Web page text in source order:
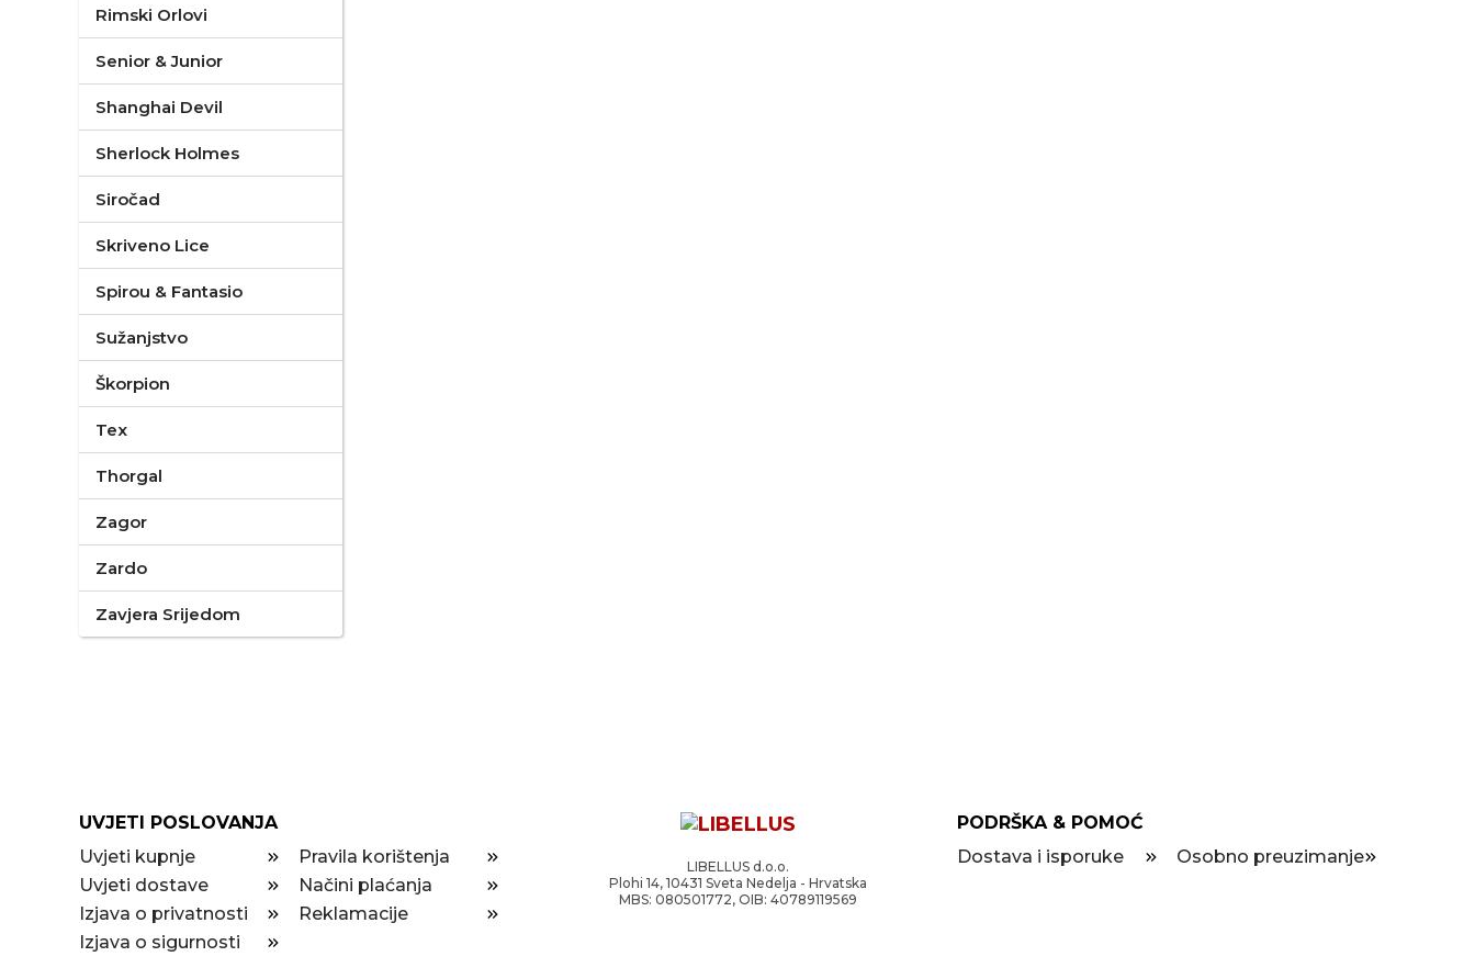
Rimski Orlovi
Senior & Junior
Shanghai Devil
Sherlock Holmes
Siročad
Skriveno Lice
Spirou & Fantasio
Sužanjstvo
Škorpion
Tex
Thorgal
Zagor
Zardo
Zavjera Srijedom
UVJETI POSLOVANJA
Uvjeti kupnje
Pravila korištenja
Uvjeti dostave
Načini plaćanja
Izjava o privatnosti
Reklamacije
Izjava o sigurnosti
LIBELLUS d.o.o.
Plohi 14, 10431 Sveta Nedelja - Hrvatska
MBS: 080501772, OIB: 40789119569
PODRŠKA & POMOĆ
Dostava i isporuke
Osobno preuzimanje